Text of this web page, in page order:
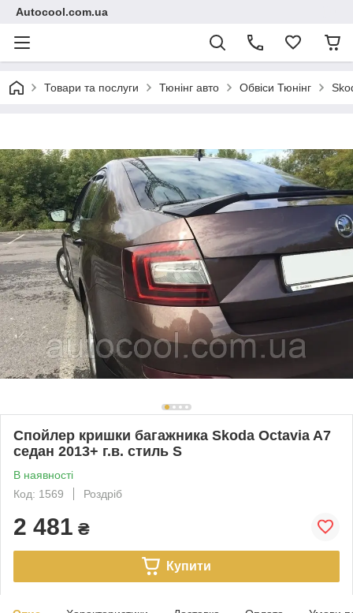
Autocool.com.ua
Товари та послуги Тюнінг авто Обвіси Тюнінг
Спойлер кришки багажника Skoda Octavia A7
седан 2013+ г.в. стиль S
В наявності
Код: 1569
Роздріб
2 481 ₴
Купити